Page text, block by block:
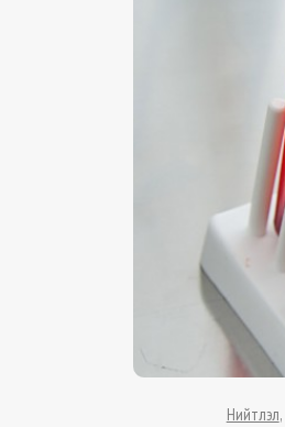
Нийтлэл